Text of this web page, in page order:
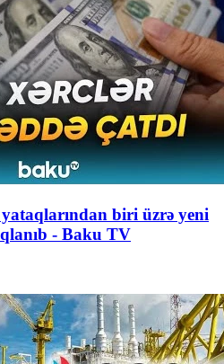
yataqlarından biri üzrə yeni
- Baku TV